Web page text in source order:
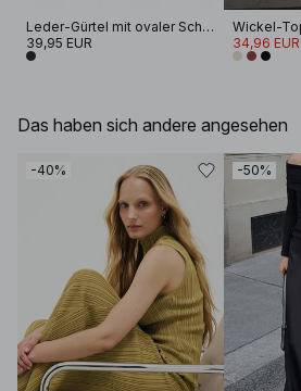
Leder-Gürtel mit ovaler Schnalle
39,95 EUR
Wickel-
34,96 EUR
Das haben sich andere angesehen
-40% -50%